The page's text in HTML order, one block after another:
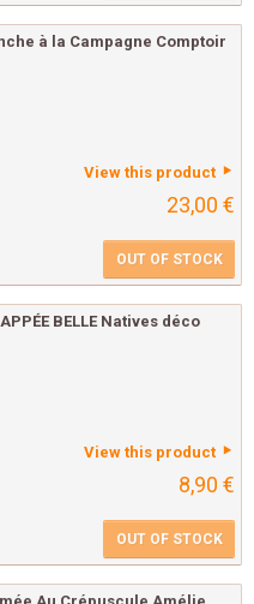
à la Campagne Comptoir
View this product
23,00 €
OUT OF STOCK
BELLE Natives déco
View this product
8,90 €
OUT OF STOCK